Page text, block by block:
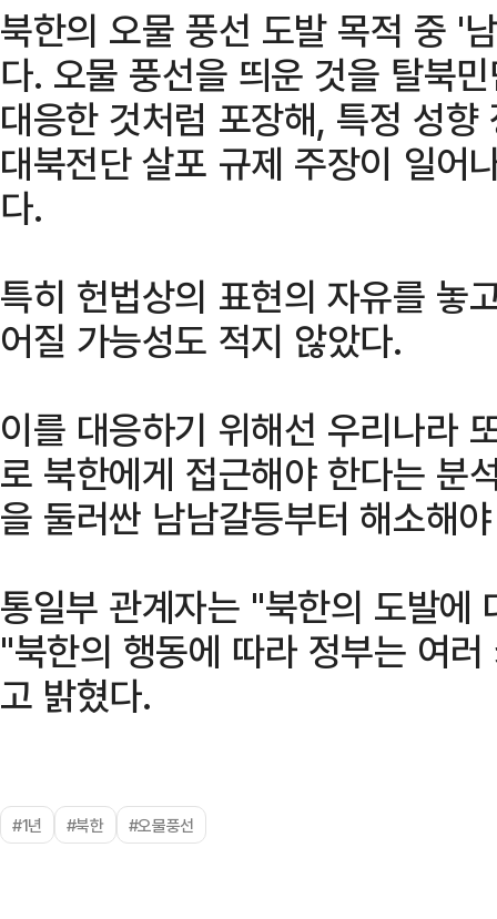
북한의 오물 풍선 도발 목적 중 '
다. 오물 풍선을 띄운 것을 탈북
대응한 것처럼 포장해, 특정 성
대북전단 살포 규제 주장이 일어
다.
특히 헌법상의 표현의 자유를 놓
어질 가능성도 적지 않았다.
이를 대응하기 위해선 우리나라
로 북한에게 접근해야 한다는 분
을 둘러싼 남남갈등부터 해소해
통일부 관계자는 "북한의 도발에
"북한의 행동에 따라 정부는 여
고 밝혔다.
#1년 #북한 #오물풍선